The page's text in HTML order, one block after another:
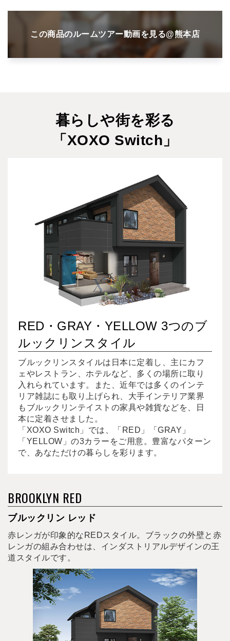
この商品のルームツアー動画を見る@熊本店
暮らしや街を彩る
「XOXO Switch」
RED・GRAY・YELLOW 3つのブ
ルックリンスタイル
ブルックリンスタイルは日本に定着し、主にカフ
ェやレストラン、ホテルなど、多くの場所に取り
入れられています。また、近年では多くのインテ
リア雑誌にも取り上げられ、大手インテリア業界
もブルックリンテイストの家具や雑貨などを、日
本に定着させました。
「XOXO Switch」では、「RED」「GRAY」
「YELLOW」の3カラーをご用意。豊富なパターン
で、あなただけの暮らしを彩ります。
BROOKLYN RED
ブルックリン レッド
赤レンガが印象的なREDスタイル。ブラックの外壁と赤
レンガの組み合わせは、インダストリアルデザインの王
道スタイルです。